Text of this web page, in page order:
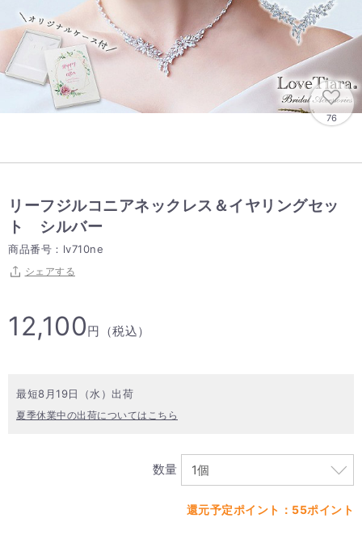
76
リーフジルコニアネックレス＆イヤリングセッ
ト シルバー
商品番号：lv710ne
シェアする
12,100円（税込）
最短8月19日（水）出荷
夏季休業中の出荷についてはこちら
数量
還元予定ポイント：55ポイント